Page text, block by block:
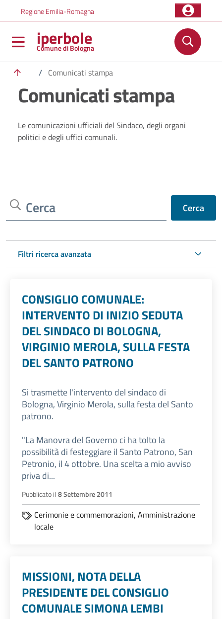
Regione Emilia-Romagna
iperbole
Comune di Bologna
/ Comunicati stampa
Comunicati stampa
Le comunicazioni ufficiali del Sindaco, degli organi
politici e degli uffici comunali.
Cerca Cerca
Filtri ricerca avanzata
CONSIGLIO COMUNALE:
INTERVENTO DI INIZIO SEDUTA
DEL SINDACO DI BOLOGNA,
VIRGINIO MEROLA, SULLA FESTA
DEL SANTO PATRONO
Si trasmette l'intervento del sindaco di
Bologna, Virginio Merola, sulla festa del Santo
patrono.
"La Manovra del Governo ci ha tolto la
possibilità di festeggiare il Santo Patrono, San
Petronio, il 4 ottobre. Una scelta a mio avviso
priva di...
Pubblicato il 8 Settembre 2011
Cerimonie e commemorazioni, Amministrazione
locale
MISSIONI, NOTA DELLA
PRESIDENTE DEL CONSIGLIO
COMUNALE SIMONA LEMBI